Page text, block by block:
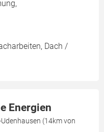
Dach /
Energien
(14km von